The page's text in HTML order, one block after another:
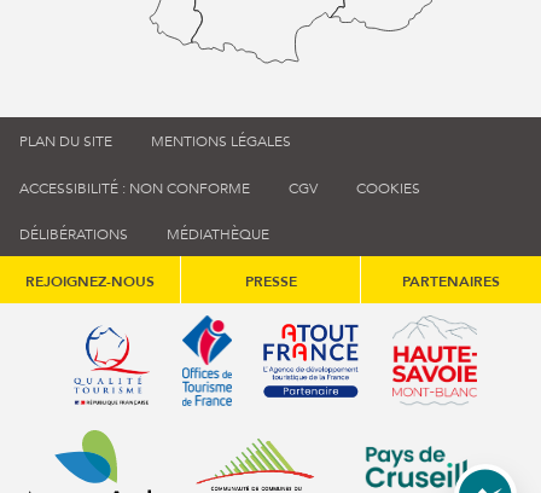
PLAN DU SITE MENTIONS LÉGALES
ACCESSIBILITÉ : NON CONFORME CGV COOKIES
DÉLIBÉRATIONS MÉDIATHÈQUE
REJOIGNEZ-NOUS PRESSE PARTENAIRES
Qualité tourisme (s'ouvre dans une nouvelle fenêtre)
Office de tourisme de France (s'ouvre
Atout France (s'ouvre dans
Annemasse Agglo (s'ouvre dans une nouvelle fenêtre)
Communauté de communes du
Communauté de